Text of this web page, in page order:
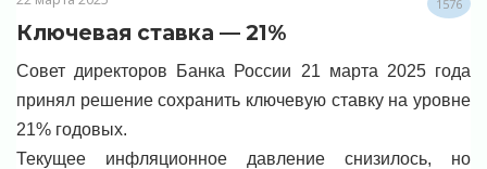
1576
️Ключевая ставка — 21%
Совет директоров Банка России 21 марта 2025 года
принял решение сохранить ключевую ставку на уровне
21% годовых.
Текущее инфляционное давление снизилось, но